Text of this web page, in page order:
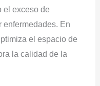
el exceso de
enfermedades. En
el espacio de
la calidad de la